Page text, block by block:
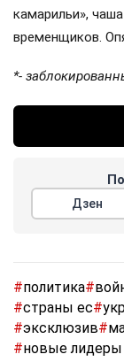
камарильи»,
временщиков.
*-
Дзен
#политика#
#страны ес#
#эксклюзив#
#новые лидеры